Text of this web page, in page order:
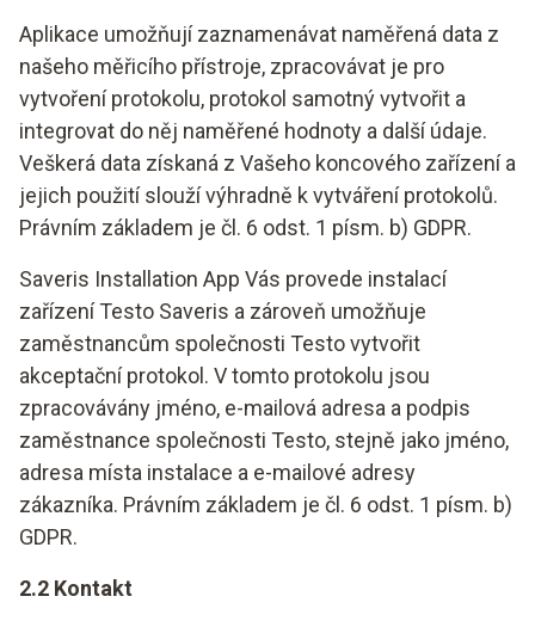
Aplikace umožňují zaznamenávat naměřená data z
našeho měřicího přístroje, zpracovávat je pro
vytvoření protokolu, protokol samotný vytvořit a
integrovat do něj naměřené hodnoty a další údaje.
Veškerá data získaná z Vašeho koncového zařízení a
jejich použití slouží výhradně k vytváření protokolů.
Právním základem je čl. 6 odst. 1 písm. b) GDPR.
Saveris Installation App Vás provede instalací
zařízení Testo Saveris a zároveň umožňuje
zaměstnancům společnosti Testo vytvořit
akceptační protokol. V tomto protokolu jsou
zpracovávány jméno, e-mailová adresa a podpis
zaměstnance společnosti Testo, stejně jako jméno,
adresa místa instalace a e-mailové adresy
zákazníka. Právním základem je čl. 6 odst. 1 písm. b)
GDPR.
2.2 Kontakt